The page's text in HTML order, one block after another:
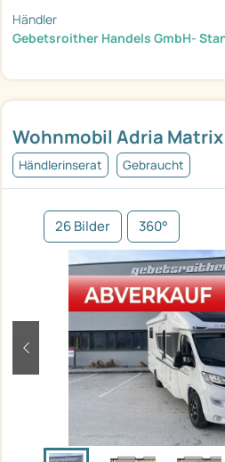
Wohnmobil Adria Matrix
Händlerinserat Gebraucht
26 Bilder 360°
zurück
Händler
Gebetsroither Handels GmbH-